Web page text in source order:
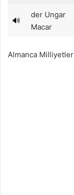
🔊
der Ungar
Macar
Almanca Milliyetler